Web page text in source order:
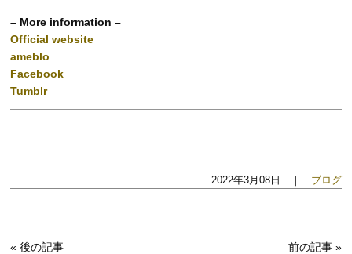
– More information –
Official website
ameblo
Facebook
Tumblr
2022年3月08日 ｜ ブログ
« 後の記事
前の記事 »